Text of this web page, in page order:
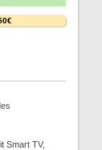
Smart TV,